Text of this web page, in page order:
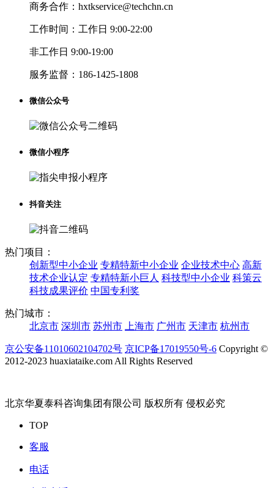
商务合作： hxtkservice@techchn.cn
工作时间： 工作日 9:00-22:00
非工作日 9:00-19:00
服务监督： 186-1425-1808
微信公众号
微信小程序
抖音关注
热门项目：
创新型中小企业 专精特新中小企业 企业技术中心 高新
技术企业认定 专精特新小巨人 科技型中小企业 科策云
科技成果评价 中国专利奖
热门城市：
北京市 深圳市 苏州市 上海市 广州市 天津市 杭州市
京公安备11010602104702号 京ICP备17019550号-6 Copyright ©
2012-2023 huaxiataike.com All Rights Reserved
北京华夏泰科咨询集团有限公司 版权所有 侵权必究
TOP
客服
电话